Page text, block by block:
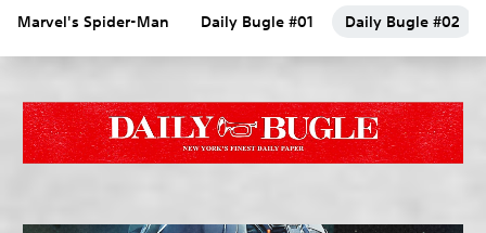
Marvel's Spider-Man Daily Bugle #01 Daily Bugle #02